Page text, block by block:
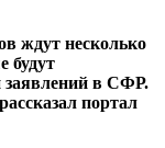
ждут несколько
будут
заявлений в СФР.
портал